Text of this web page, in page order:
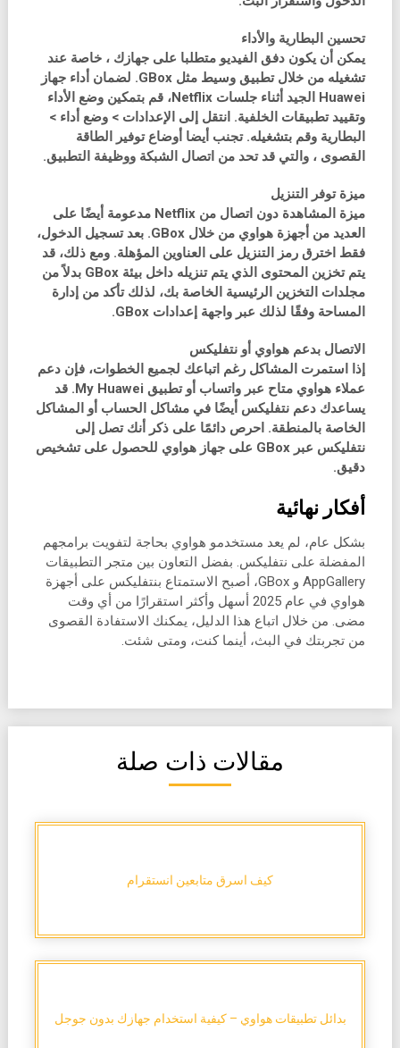
تحسين البطارية والأداء
يمكن أن يكون دفق الفيديو متطلبا على جهازك ، خاصة عند
تشغيله من خلال تطبيق وسيط مثل GBox. لضمان أداء جهاز
Huawei الجيد أثناء جلسات Netflix، قم بتمكين وضع الأداء
وتقييد تطبيقات الخلفية. انتقل إلى الإعدادات > وضع أداء >
البطارية وقم بتشغيله. تجنب أيضا أوضاع توفير الطاقة
القصوى ، والتي قد تحد من اتصال الشبكة ووظيفة التطبيق.
ميزة توفر التنزيل
ميزة المشاهدة دون اتصال من Netflix مدعومة أيضًا على
العديد من أجهزة هواوي من خلال GBox. بعد تسجيل الدخول،
فقط اخترق رمز التنزيل على العناوين المؤهلة. ومع ذلك، قد
يتم تخزين المحتوى الذي يتم تنزيله داخل بيئة GBox بدلاً من
مجلدات التخزين الرئيسية الخاصة بك، لذلك تأكد من إدارة
المساحة وفقًا لذلك عبر واجهة إعدادات GBox.
الاتصال بدعم هواوي أو نتفليكس
إذا استمرت المشاكل رغم اتباعك لجميع الخطوات، فإن دعم
عملاء هواوي متاح عبر واتساب أو تطبيق My Huawei. قد
يساعدك دعم نتفليكس أيضًا في مشاكل الحساب أو المشاكل
الخاصة بالمنطقة. احرص دائمًا على ذكر أنك تصل إلى
نتفليكس عبر GBox على جهاز هواوي للحصول على تشخيص
دقيق.
أفكار نهائية
بشكل عام، لم يعد مستخدمو هواوي بحاجة لتفويت برامجهم
المفضلة على نتفليكس. بفضل التعاون بين متجر التطبيقات
AppGallery و GBox، أصبح الاستمتاع بنتفليكس على أجهزة
هواوي في عام 2025 أسهل وأكثر استقرارًا من أي وقت
مضى. من خلال اتباع هذا الدليل، يمكنك الاستفادة القصوى
من تجربتك في البث، أينما كنت، ومتى شئت.
مقالات ذات صلة
كيف اسرق متابعين انستقرام
بدائل تطبيقات هواوي – كيفية استخدام جهازك بدون جوجل